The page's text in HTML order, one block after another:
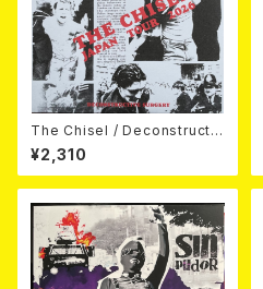
The Chisel / Deconstructiv
e Surgery (7"EP)
¥2,310